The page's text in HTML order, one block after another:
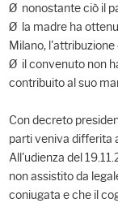
Ø nonostante ciò il
Ø la madre ha
Milano,
Ø il convenuto non
contribuito al suo
Con decreto
parti veniva differita
All'udienza del
non assistito da
coniugata e che il